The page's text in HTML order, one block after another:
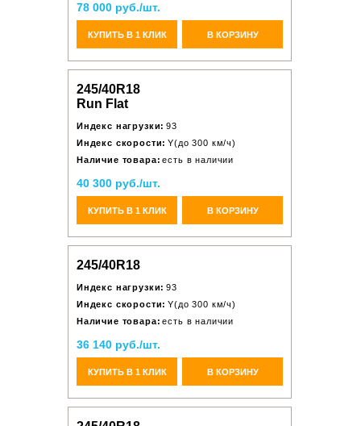
78 000 руб./шт.
КУПИТЬ В 1 КЛИК В КОРЗИНУ
245/40R18
Run Flat
Индекс нагрузки: 93
Индекс скорости: Y(до 300 км/ч)
Наличие товара: есть в наличии
40 300 руб./шт.
КУПИТЬ В 1 КЛИК В КОРЗИНУ
245/40R18
Индекс нагрузки: 93
Индекс скорости: Y(до 300 км/ч)
Наличие товара: есть в наличии
36 140 руб./шт.
КУПИТЬ В 1 КЛИК В КОРЗИНУ